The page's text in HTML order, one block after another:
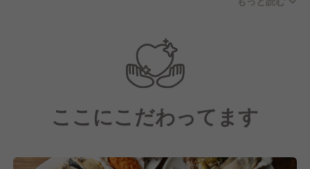
・他飲食企業から転職 ⇒半年でSV⇒３年後営業本
部長 ⇒3年後子会社社長
年齢や経歴関係なくスキルとマインドセット次第で他
社よりも早く着実にキャリアアップできる環境があり
飲食業では配属先上司の好き嫌いなど定性的な部分で
ここにこだわってます